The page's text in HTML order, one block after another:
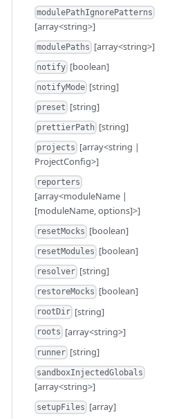
modulePathIgnorePatterns
[array<string>]
modulePaths [array<string>]
notify [boolean]
notifyMode [string]
preset [string]
prettierPath [string]
projects [array<string |
ProjectConfig>]
reporters
[array<moduleName |
[moduleName, options]>]
resetMocks [boolean]
resetModules [boolean]
resolver [string]
restoreMocks [boolean]
rootDir [string]
roots [array<string>]
runner [string]
sandboxInjectedGlobals
[array<string>]
setupFiles [array]